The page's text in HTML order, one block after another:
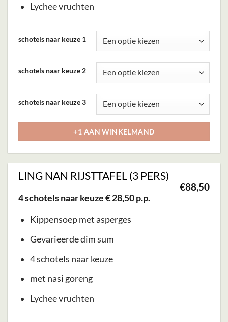
Lychee vruchten
meerdere
Deze
op
productpagina
schotels naar keuze 1
schotels naar keuze 2
schotels naar keuze 3
+1 AAN WINKELMAND
LING NAN RIJSTTAFEL (3 PERS)
€88,50
4 schotels naar keuze € 28,50 p.p.
Kippensoep met asperges
Gevarieerde dim sum
4 schotels naar keuze
met nasi goreng
Lychee vruchten